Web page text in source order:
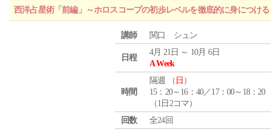
西洋占星術「前編」～ホロスコープの初歩レベルを徹底的に身につける
講師 関口 シュン
日程
4月 21日 ～ 10月 6日
A Week
時間
隔週 （ 日 ）
15：20～16：40／17：00～18：20
（1日2コマ）
回数
全24回